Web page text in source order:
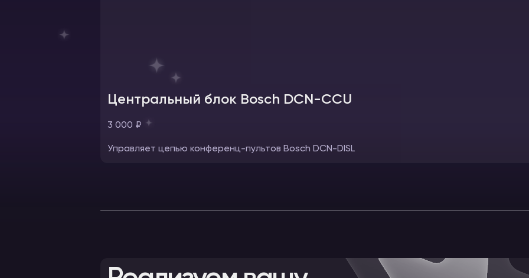
Центральный блок Bosch DCN-CCU
3 000 ₽
Управляет цепью конференц-пультов Bosch DCN-DISL